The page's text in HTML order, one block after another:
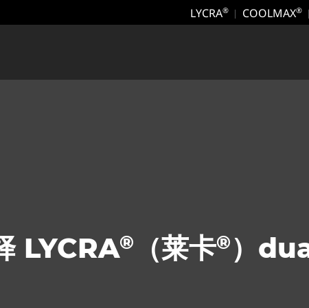
LYCRA® COOLMAX®
LYCRA® （莱卡® ）